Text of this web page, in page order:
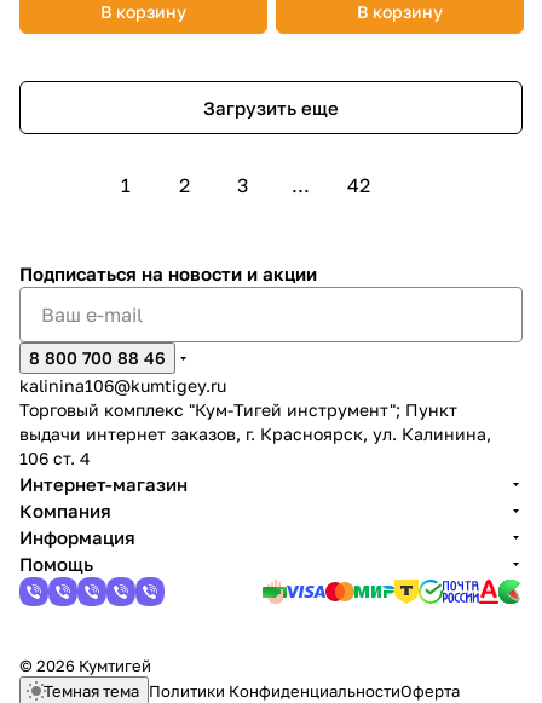
В корзину В корзину
Загрузить еще
1 2 3 ... 42
Подписаться на новости и акции
8 800 700 88 46
kalinina106@kumtigey.ru
Торговый комплекс "Кум-Тигей инструмент"; Пункт
выдачи интернет заказов, г. Красноярск, ул. Калинина,
106 ст. 4
Интернет-магазин
Компания
Информация
Помощь
© 2026 Кумтигей
Темная тема Политики КонфиденциальностиОферта